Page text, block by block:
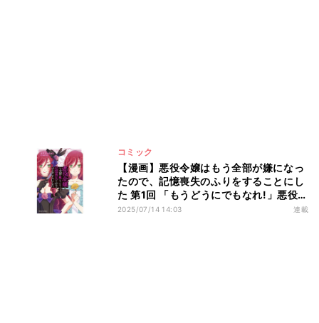
コミック
【漫画】悪役令嬢はもう全部が嫌になっ
たので、記憶喪失のふりをすることにし
た 第1回 「もうどうにでもなれ!」悪役令
嬢が婚約者に告げられた衝撃の一言と
2025/07/14 14:03 連載